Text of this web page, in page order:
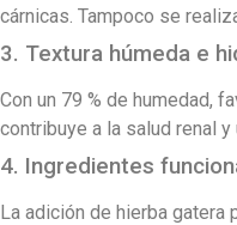
cárnicas. Tampoco se
3. Textura húmeda e
Con un 79 % de humedad,
contribuye a la salud renal y
4. Ingredientes
La adición de hierba gatera